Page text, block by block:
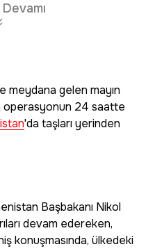
meydana gelen mayın
operasyonun 24 saatte
'da taşları yerinden
Başbakanı Nikol
devam edereken,
konuşmasında, ülkedeki